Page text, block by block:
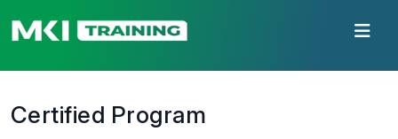
Certified Program